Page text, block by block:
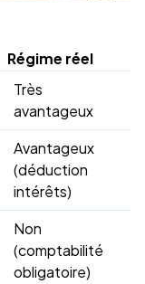
Régime réel
Très
avantageux
Avantageux
(déduction
intérêts)
Non
(comptabilité
obligatoire)